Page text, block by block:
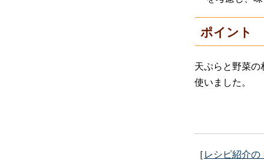
ポイント
天ぷらと野菜
使いました。
［レシピ紹介